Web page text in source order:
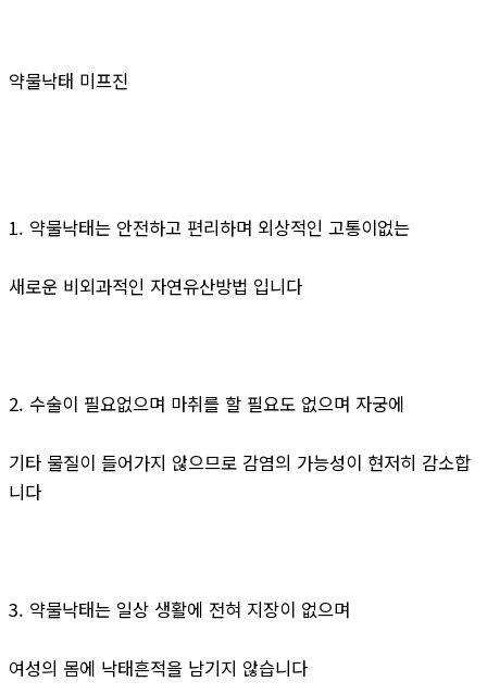
약물낙태 미프진
1. 약물낙태는 안전하고 편리하며 외상적인 고통이없는
새로운 비외과적인 자연유산방법 입니다
2. 수술이 필요없으며 마취를 할 필요도 없으며 자궁에
기타 물질이 들어가지 않으므로 감염의 가능성이 현저히 감소합
니다
3. 약물낙태는 일상 생활에 전혀 지장이 없으며
여성의 몸에 낙태흔적을 남기지 않습니다